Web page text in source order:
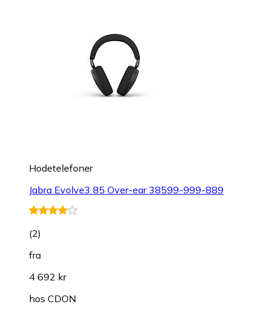
Hodetelefoner
Jabra Evolve3 85 Over-ear 38599-999-889
(2)
fra
4 692 kr
hos CDON